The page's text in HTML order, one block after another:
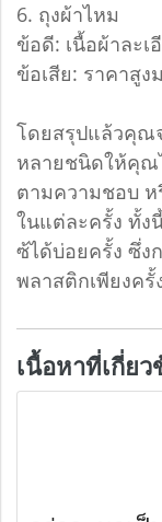
6. ถุงผ้าไหม
ข้อดี: เนื้อผ้าละ
ข้อเสีย: ราคาสูง
โดยสรุปแล้วคุณ
หลายชนิดให้คุณ
ตามความชอบ ห
ในแต่ละครั้ง ทั้ง
ซ้ได้บ่อยครั้ง ซึ่ง
พลาสติกเพียงครั้
เนื้อหาที่เกี่ยว